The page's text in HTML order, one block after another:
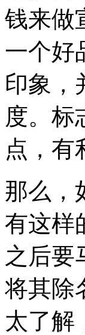
钱来做
一个好
印象，
度。标
点，有
那么，
有这样
之后要
将其除
太了解